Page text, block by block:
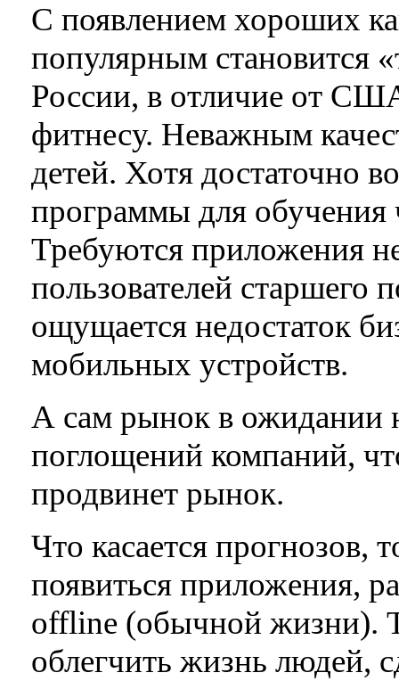
С появлением хороших
популярным становится
России, в отличие от
фитнесу. Неважным
детей. Хотя достаточно
программы для
Требуются приложения
пользователей старшего
ощущается недостаток
мобильных устройств.
А сам рынок в ожидании
поглощений компаний,
продвинет рынок.
Что касается прогнозов,
появиться приложения,
offline (обычной жизни).
облегчить жизнь людей,